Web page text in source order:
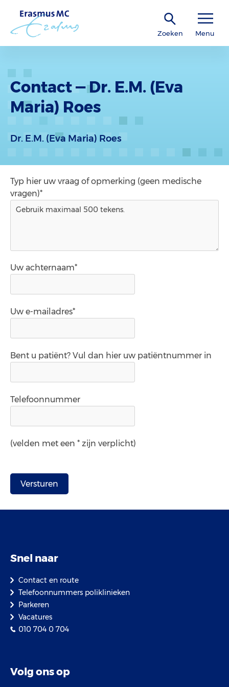
Zoeken Menu
Contact — Dr. E.M. (Eva
Maria) Roes
Dr. E.M. (Eva Maria) Roes
Typ hier uw vraag of opmerking (geen medische
vragen)*
Uw achternaam*
Uw e-mailadres*
Bent u patiënt? Vul dan hier uw patiëntnummer in
Telefoonnummer
(velden met een * zijn verplicht)
Snel naar
Contact en route
Telefoonnummers poliklinieken
Parkeren
Vacatures
010 704 0 704
Volg ons op